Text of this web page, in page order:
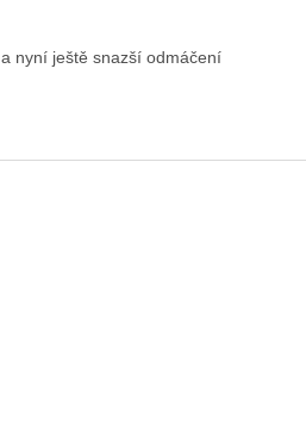
a nyní ještě snazší odmáčení